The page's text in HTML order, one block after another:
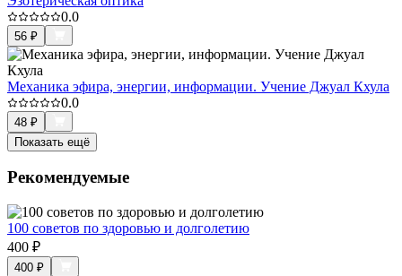
0.0
56 ₽
Механика эфира, энергии, информации. Учение Джуал Кхула
0.0
48 ₽
Показать ещё
Рекомендуемые
100 советов по здоровью и долголетию
400 ₽
400 ₽